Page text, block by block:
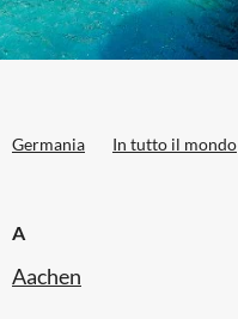
Germania In tutto il mondo
A
Aachen